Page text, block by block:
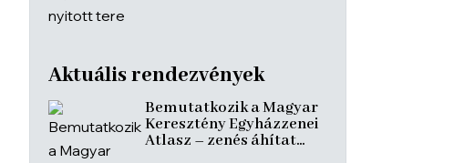
Aktuális rendezvények
Bemutatkozik a Magyar
Keresztény Egyházzenei
Atlasz – zenés áhítat